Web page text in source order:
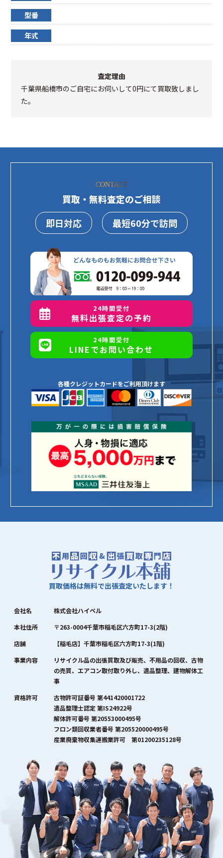
型番
年式
査定理由
千葉県船橋市のご自宅にお伺いして0円にて買取致しまし
た。
CONTACT
買取・無料査定のご相談
即日対応
最短60分で訪問
24時間受付
無料出張査定の予約
24時間受付
LINEでお問い合わせ
各種クレジットカードをご利用頂けます
買取価格は無料で出張査定いたします！
会社名
株式会社ハイペル
本社住所
〒263-0004千葉市稲毛区六方町17-3(2階)
店舗
【稲毛店】千葉市稲毛区六方町17-3(1階)
事業内容
リサイクル品の出張買取及び販売、不用品の回収、古物
の売買、エアコン取付取り外し、遺品整理、建物解体工
事
資格許可
古物許可証番号 第441420001722
遺品整理士認定 第IS24922号
解体許可番号 第20553000495号
フロン類回収業者番号 第205520000495号
産業廃棄物収集運搬業許可 第01200235128号